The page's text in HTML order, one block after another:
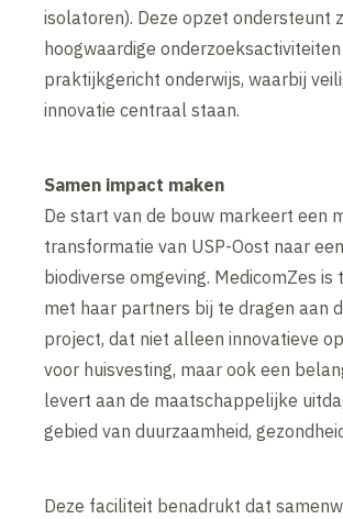
isolatoren). Deze opzet ondersteunt
hoogwaardige
praktijkgericht onderwijs, waarbij
innovatie centraal staan.
Samen impact maken
De start van de bouw markeert een
transformatie van USP-Oost naar
biodiverse omgeving. MedicomZes
met haar partners bij te dragen aan
project, dat niet alleen innovatieve
voor huisvesting, maar ook een
levert aan de maatschappelijke
gebied van duurzaamheid,
Deze faciliteit benadrukt dat